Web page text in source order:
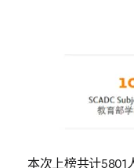
本次上榜共计5801